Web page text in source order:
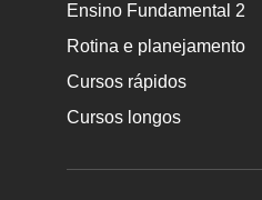
Ensino Fundamental 2
Rotina e planejamento
Cursos rápidos
Cursos longos